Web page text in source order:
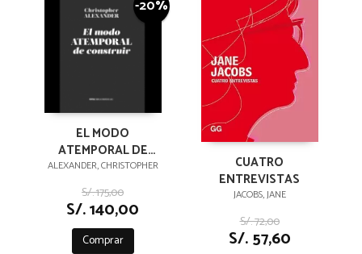
-20%
EL MODO
ATEMPORAL DE
CONSTRUIR
ALEXANDER, CHRISTOPHER
S/. 175,00
S/. 140,00
Comprar
CUATRO
ENTREVISTAS
JACOBS, JANE
S/. 72,00
S/. 57,60